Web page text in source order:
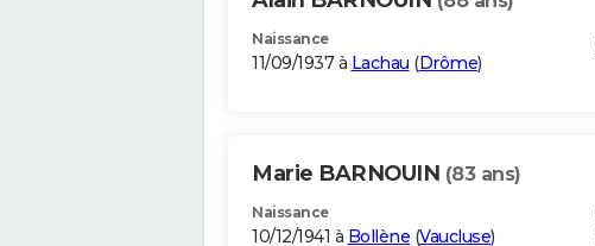
Naissance
11/09/1937 à Lachau (Drôme)
Marie BARNOUIN (83 ans)
Naissance
10/12/1941 à Bollène (Vaucluse)